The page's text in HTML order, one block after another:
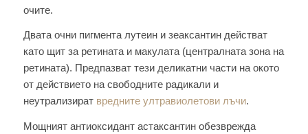
очите.
Двата очни пигмента лутеин и зеаксантин действат
като щит за ретината и макулата (централната зона на
ретината). Предпазват тези деликатни части на окото
от действието на свободните радикали и
неутрализират вредните ултравиолетови лъчи.
Мощният антиоксидант астаксантин обезврежда